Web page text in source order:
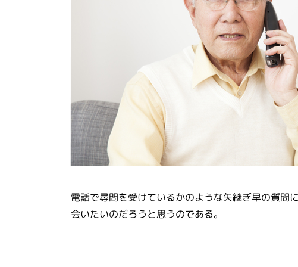
電話で尋問を受けているかのような矢継ぎ早の質問
会いたいのだろうと思うのである。